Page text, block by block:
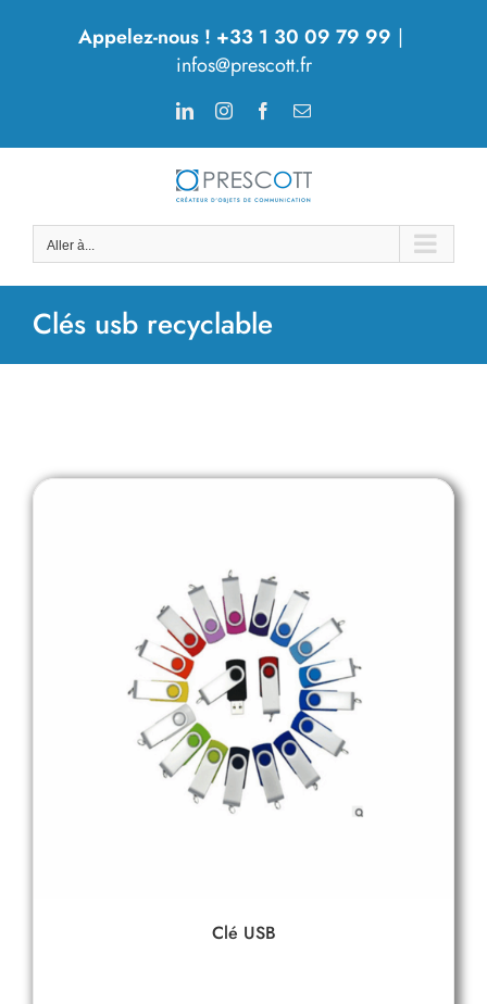
Appelez-nous ! +33 1 30 09 79 99 |
infos@prescott.fr
LinkedInInstagramFacebook
Email
Aller à...
Clés usb recyclable
Clé USB